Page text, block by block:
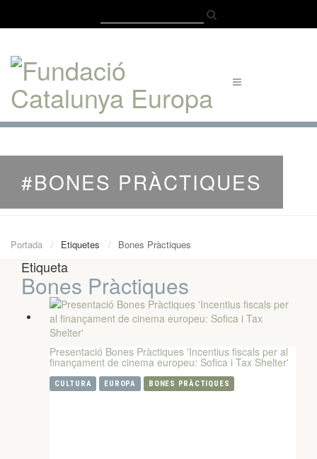
#BONES PRÀCTIQUES
Portada Etiquetes Bones Pràctiques
Etiqueta
Bones Pràctiques
Presentació Bones Pràctiques 'Incentius fiscals per al
finançament de cinema europeu: Sofica i Tax Shelter'
CULTURA EUROPA BONES PRÀCTIQUES